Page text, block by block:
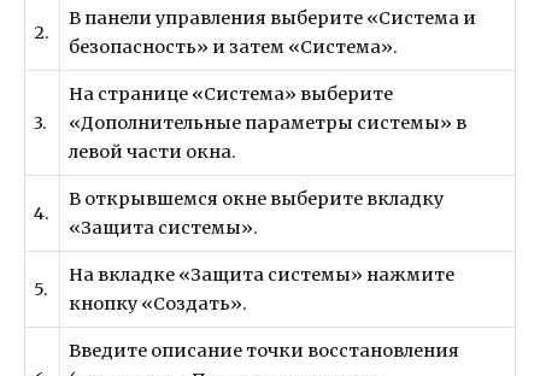
2.
В панели управления выберите «Система и
безопасность» и затем «Система».
3.
На странице «Система» выберите
«Дополнительные параметры системы» в
левой части окна.
4.
В открывшемся окне выберите вкладку
«Защита системы».
5.
На вкладке «Защита системы» нажмите
кнопку «Создать».
Введите описание точки восстановления